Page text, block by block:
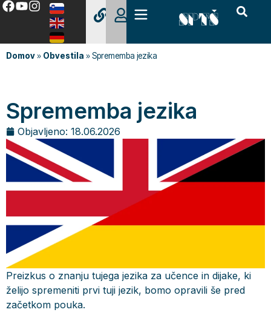
Domov» Obvestila »Sprememba jezika
Sprememba jezika
Objavljeno: 18.06.2026
Preizkus o znanju tujega jezika za učence in dijake, ki
želijo spremeniti prvi tuji jezik, bomo opravili še pred
začetkom pouka.